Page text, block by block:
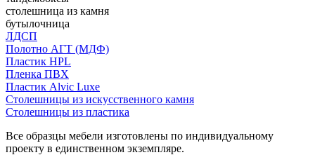
столешница из камня
бутылочница
ЛДСП
Полотно АГТ (МДФ)
Пластик HPL
Пленка ПВХ
Пластик Alvic Luxe
Столешницы из искусственного камня
Столешницы из пластика
Все образцы мебели изготовлены по индивидуальному
проекту в единственном экземпляре.